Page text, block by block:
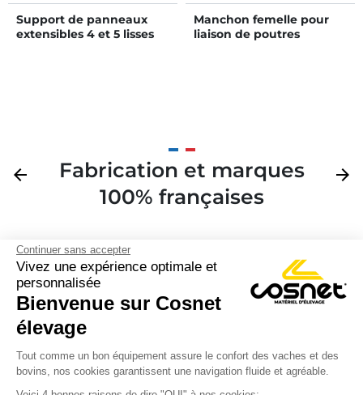
Continuer sans accepter
Vivez une expérience optimale et
personnalisée
Bienvenue sur Cosnet
élevage
Tout comme un bon équipement assure le confort des vaches et des
bovins, nos cookies garantissent une navigation fluide et agréable.
Support de panneaux
extensibles 4 et 5 lisses
Manchon femelle pour
liaison de poutres
Précédent
arrow_back
Fabrication et marques
100% françaises
arrow_forward